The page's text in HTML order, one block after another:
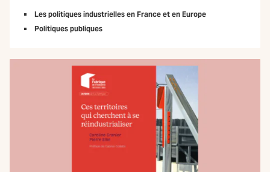
Les politiques industrielles en France et en Europe
Politiques publiques